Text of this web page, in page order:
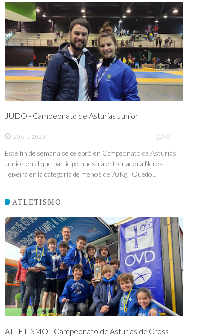
JUDO - Campeonato de Asturias Junior
20 ene 2020 0
Este fin de semana se celebró en Campeonato de Asturias
Junior en el que participó nuestra entrenadora Nerea
Teixeira en la categoría de menos de 70Kg. Quedó...
ATLETISMO
ATLETISMO - Campeonato de Asturias de Cross